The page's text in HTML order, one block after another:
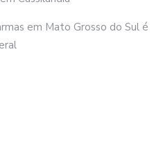
em Mato Grosso do Sul é